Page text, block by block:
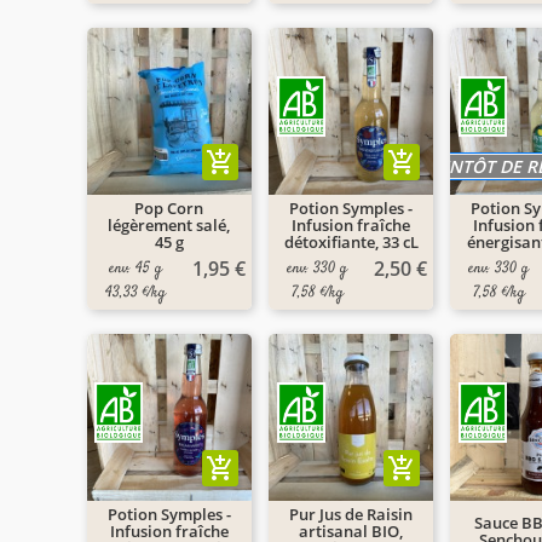
Pop Corn
légèrement salé,
45 g
add_shopping_cart
env. 45 g
43,33 €/kg
1,95 €
Potion Symples -
Infusion fraîche
détoxifiante, 33 cL
add_shopping_cart
env. 330 g
7,58 €/kg
2,50 €
Potion
Infusion
BIENTÔT DE
env. 330 g
7,58 €/kg
Potion Symples -
Infusion fraîche
add_shopping_cart
Pur Jus de Raisin
artisanal BIO,
add_shopping_cart
Sauce